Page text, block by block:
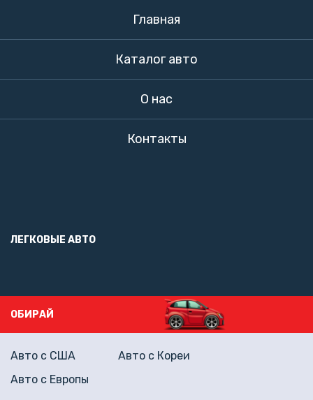
Главная
Каталог авто
О нас
Контакты
ЛЕГКОВЫЕ АВТО
ОБИРАЙ
Авто с США
Авто с Кореи
Авто с Европы